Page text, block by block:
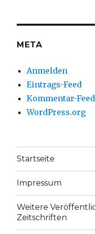
anzeigenanzeigen
META
Anmelden
Eintrags-Feed
Kommentar-Feed
WordPress.org
Startseite
Impressum
Weitere
Zeitschriften